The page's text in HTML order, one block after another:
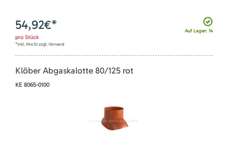
Auf Lager: 14
54,92€*
pro Stück
*inkl. MwSt zzgl. Versand
Klöber Abgaskalotte 80/125 rot
KE 8065-0100